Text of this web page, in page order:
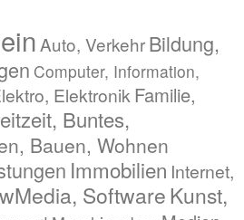
Auto, VerkehrBildung,
Computer, Information,
Elektronik Familie,
Buntes,
Bauen, Wohnen
Immobilien Internet,
SoftwareKunst,